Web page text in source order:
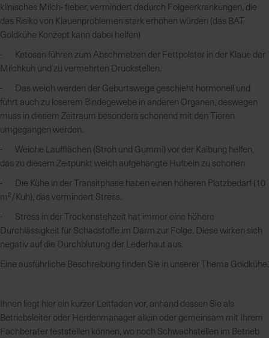
klinisches Milch- fieber, vermindert dadurch Folgeerkrankungen, die
das Risiko von Klauenproblemen stark erhöhen würden (das BAT
Goldkühe Konzept kann dabei helfen)
- Ketosen führen zum Abschmelzen der Fettpolster in der Klaue der
Milchkuh und zu vermehrten Druckstellen.
- Das weich werden der Geburtswege geschieht hormonell und
führt auch zu loserem Bindegewebe in anderen Organen, deswegen
muss in diesem Zeitraum besonders schonend mit den Tieren
umgegangen werden.
- Weiche Laufflächen (Stroh und Gummi) vor der Kalbung helfen,
das zu diesem Zeitpunkt weich aufgehängte Hufbein zu schonen
- Die Kühe in der Transitphase haben einen höheren Platzbedarf (10
m²/Kuh), das vermindert Stress.
- Stress in der Trockenstehzeit hat immer eine höhere
Durchlässigkeit für Schadstoffe im Darm zur Folge. Diese wirken sich
negativ auf die Durchblutung der Lederhaut aus.
Eine ausführliche Beschreibung finden Sie in unserer Thema Goldkühe.
Ihnen liegt hier ein kurzer Leitfaden vor, anhand dessen Sie als
Betriebsleiter oder Herdenmanager allein oder gemeinsam mit Ihrem
Fachberater feststellen können, wo noch Schwachstellen im Betrieb